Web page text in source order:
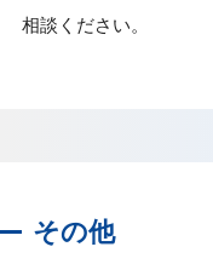
相談ください。
その他